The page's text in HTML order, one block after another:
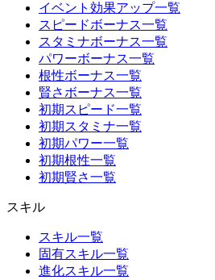
イベント効果アップ一覧
スピードボーナス一覧
スタミナボーナス一覧
パワーボーナス一覧
根性ボーナス一覧
賢さボーナス一覧
初期スピード一覧
初期スタミナ一覧
初期パワー一覧
初期根性一覧
初期賢さ一覧
スキル
スキル一覧
固有スキル一覧
進化スキル一覧